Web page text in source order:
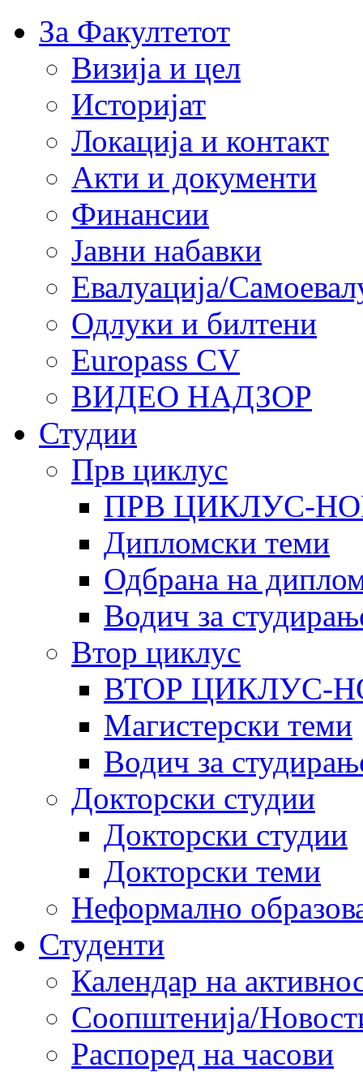
За Факултетот
Визија и цел
Историјат
Локација и контакт
Акти и документи
Финансии
Јавни набавки
Евалуација/
Одлуки и билтени
Europass CV
ВИДЕО НАДЗОР
Студии
Прв циклус
ПРВ ЦИКЛУС-
Дипломски теми
Одбрана на
Водич за
Втор циклус
ВТОР ЦИКЛУС-
Магистерски теми
Водич за
Докторски студии
Докторски студии
Докторски теми
Неформално
Студенти
Календар на
Соопштенија/
Распоред на часови